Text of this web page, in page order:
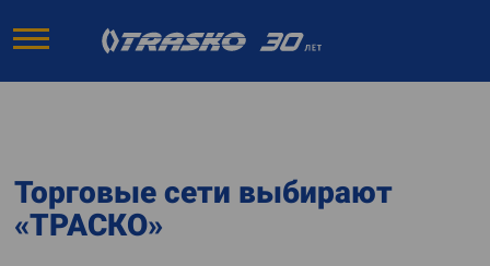
Торговые сети выбирают
«ТРАСКО»